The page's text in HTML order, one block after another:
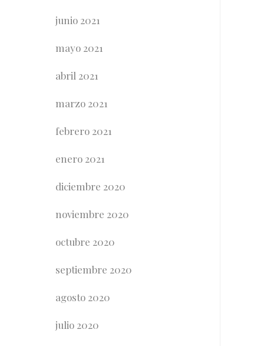
junio 2021
mayo 2021
abril 2021
marzo 2021
febrero 2021
enero 2021
diciembre 2020
noviembre 2020
octubre 2020
septiembre 2020
agosto 2020
julio 2020